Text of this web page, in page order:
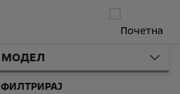
МОДЕЛ
ФИЛТРИРАЈ